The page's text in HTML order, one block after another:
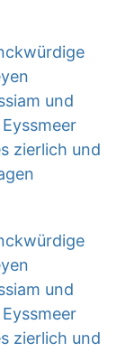
und
zierlich und
und
zierlich und